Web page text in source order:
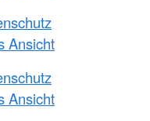
Ansicht
Ansicht